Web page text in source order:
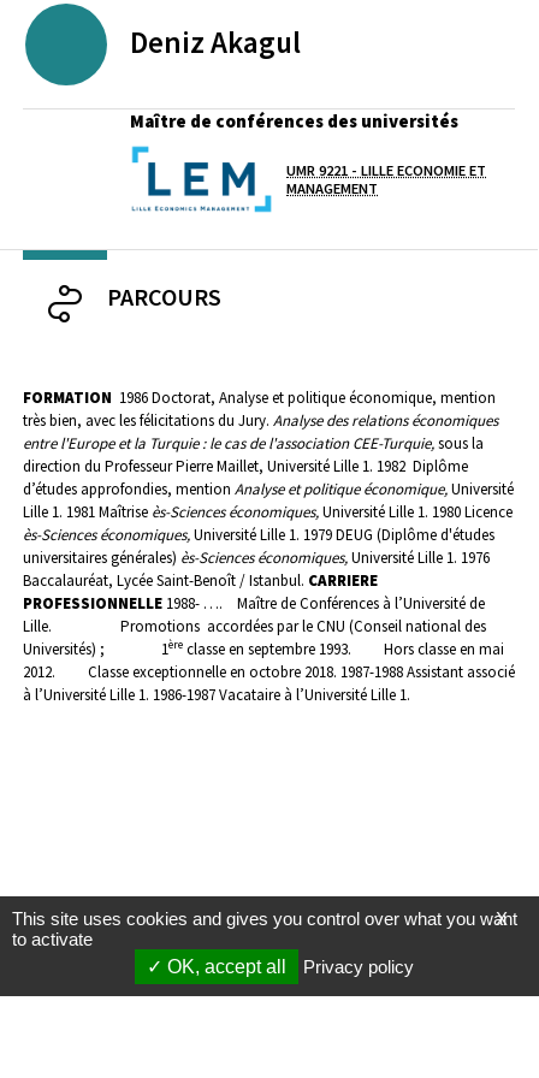
DenizAkagul
Maître de conférences des universités
UMR 9221 - LILLE ECONOMIE ET
MANAGEMENT
PARCOURS
FORMATION 1986 Doctorat, Analyse et politique économique, mention
très bien, avec les félicitations du Jury. Analyse des relations économiques
entre l'Europe et la Turquie : le cas de l'asso­ciation CEE-Turquie,sous la
direc­tion du Professeur Pierre Maillet, Université Lille 1. 1982 Diplôme
d’études approfondies, mention Analyse et politique économique,Université
Lille 1. 1981 Maîtrise ès-Sciences économiques,Université Lille 1. 1980 Licence
ès-Sciences économiques,Université Lille 1. 1979 DEUG (Diplôme d'études
universitaires générales) ès-Sciences économiques,Université Lille 1. 1976
Baccalauréat, Lycée Saint-Benoît / Istanbul. CARRIERE
PROFESSIONNELLE 1988- …. Maître de Conférences à l’Université de
Lille.
Promotions accordées par le CNU (Conseil national des
Universités) ;
1ère classe en septembre 1993.
Hors classe en mai
2012.
Classe exceptionnelle en octobre 2018. 1987-1988 Assistant associé
à l’Université Lille 1. 1986-1987 Vacataire à l’Université Lille 1.
X
This site uses cookies and gives you control over what you want
to activate
OK, accept all
Privacy policy